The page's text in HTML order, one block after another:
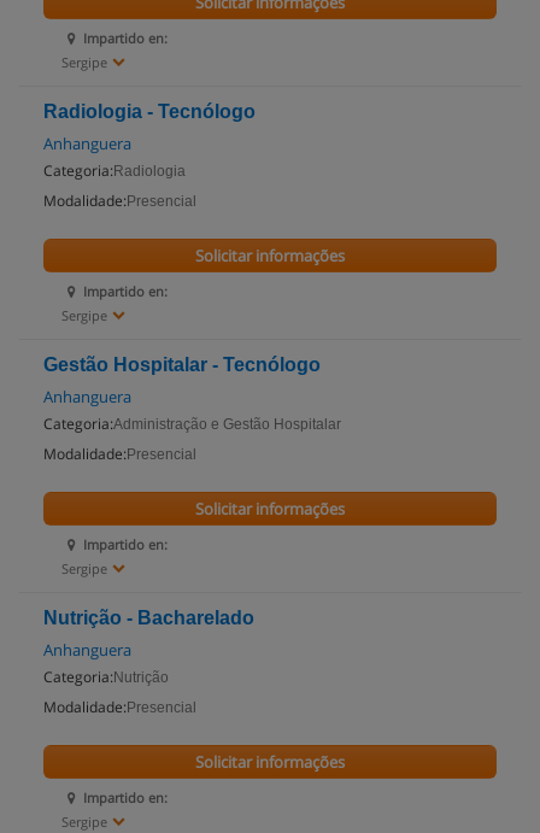
Impartido en:
Sergipe
Radiologia - Tecnólogo
Anhanguera
Categoria: Radiologia
Modalidade: Presencial
Impartido en:
Sergipe
Solicitar informações
Gestão Hospitalar - Tecnólogo
Anhanguera
Categoria:Administração e Gestão Hospitalar
Modalidade: Presencial
Impartido en:
Sergipe
Solicitar informações
Nutrição - Bacharelado
Anhanguera
Categoria: Nutrição
Modalidade: Presencial
Impartido en:
Sergipe
Solicitar informações